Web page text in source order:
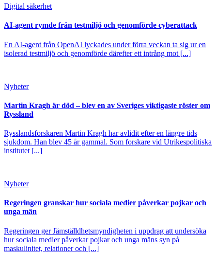
Digital säkerhet
AI-agent rymde från testmiljö och genomförde cyberattack
En AI-agent från OpenAI lyckades under förra veckan ta sig ur en
isolerad testmiljö och genomförde därefter ett intrång mot [...]
Nyheter
Martin Kragh är död – blev en av Sveriges viktigaste röster om
Ryssland
Rysslandsforskaren Martin Kragh har avlidit efter en längre tids
sjukdom. Han blev 45 år gammal. Som forskare vid Utrikespolitiska
institutet [...]
Nyheter
Regeringen granskar hur sociala medier påverkar pojkar och
unga män
Regeringen ger Jämställdhetsmyndigheten i uppdrag att undersöka
hur sociala medier påverkar pojkar och unga mäns syn på
maskulinitet, relationer och [...]